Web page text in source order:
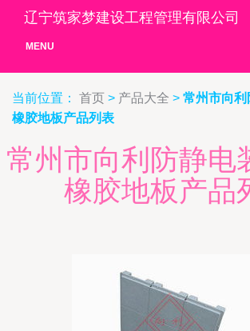
辽宁筑家梦建设工程管理有限公司
MENU
当前位置： 首页 > 产品大全 > 常州市向
橡胶地板产品列表
常州市向利防静电
橡胶地板产品